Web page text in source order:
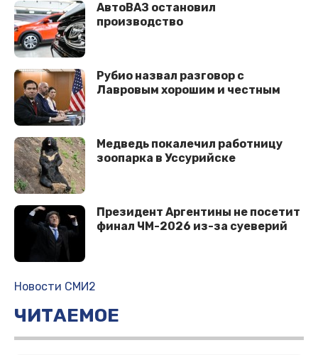
АвтоВАЗ остановил
производство
Рубио назвал разговор с
Лавровым хорошим и честным
Медведь пoкалечил работницу
зоопарка в Уссурийске
Президент Аргентины не посетит
финал ЧМ-2026 из-за суеверий
Новости СМИ2
ЧИТАЕМОЕ